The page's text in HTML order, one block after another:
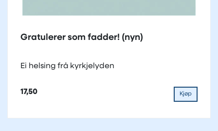
Gratulerer som fadder! (nyn)
Ei helsing frå kyrkjelyden
17,50 Kjøp